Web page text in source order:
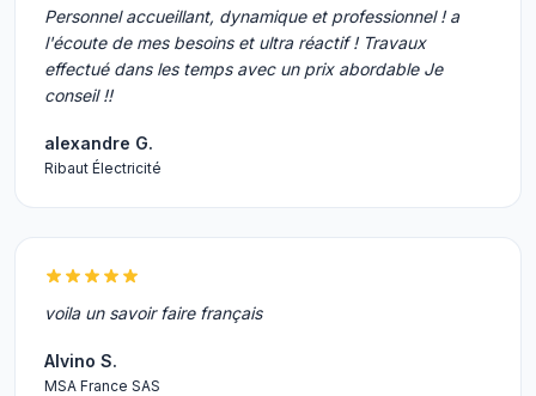
Personnel accueillant, dynamique et professionnel ! a
l'écoute de mes besoins et ultra réactif ! Travaux
effectué dans les temps avec un prix abordable Je
conseil !!
alexandre G.
Ribaut Électricité
voila un savoir faire français
Alvino S.
MSA France SAS